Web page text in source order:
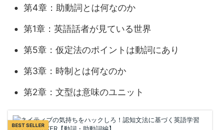
第4章：助動詞とは何なのか
第1章：英語話者が見ている世界
第5章：仮定法のポイントは動詞にあり
第3章：時制とは何なのか
第2章：文型は意味のユニット
BEST SELLER